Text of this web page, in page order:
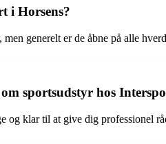
i Horsens?
generelt er de åbne på alle
sportsudstyr hos
og klar til at give dig professionel